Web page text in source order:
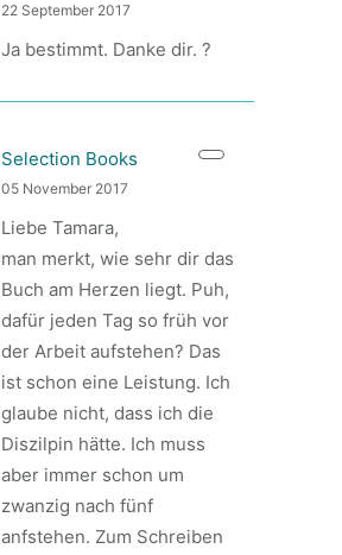
22 September 2017
Ja bestimmt. Danke dir. ?
Selection Books
05 November 2017
Liebe Tamara,
man merkt, wie sehr dir das
Buch am Herzen liegt. Puh,
dafür jeden Tag so früh vor
der Arbeit aufstehen? Das
ist schon eine Leistung. Ich
glaube nicht, dass ich die
Diszilpin hätte. Ich muss
aber immer schon um
zwanzig nach fünf
anfstehen. Zum Schreiben